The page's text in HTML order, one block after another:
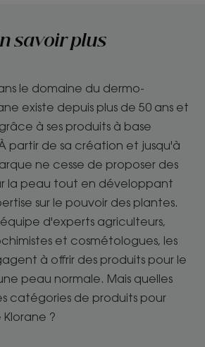
savoir plus
le domaine du dermo-
existe depuis plus de 50 ans et
à ses produits à base
partir de sa création et jusqu'à
ne cesse de proposer des
la peau tout en développant
sur le pouvoir des plantes.
d'experts agriculteurs,
et cosmétologues, les
à offrir des produits pour le
peau normale. Mais quelles
catégories de produits pour
?